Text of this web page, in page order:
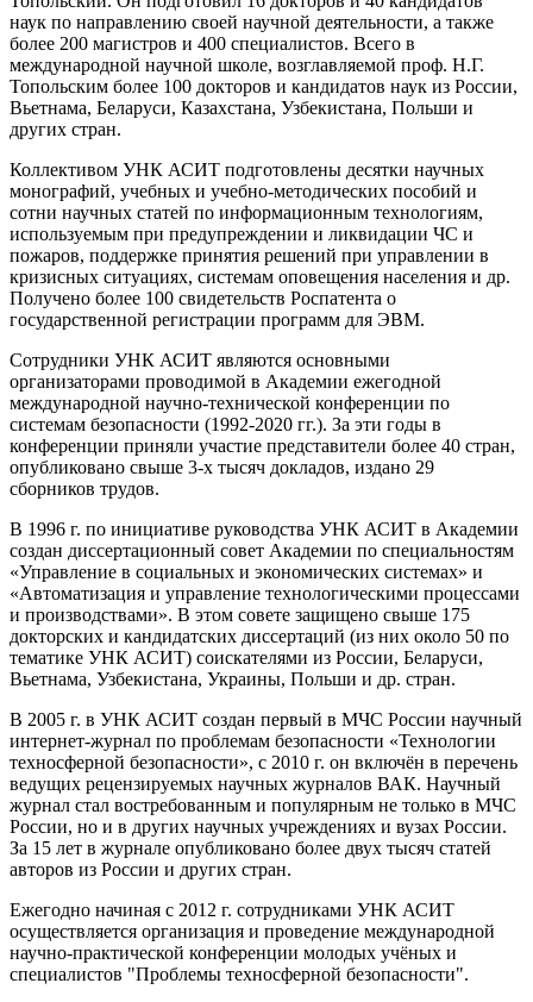
наук по направлению своей научной деятельности, а также
более 200 магистров и 400 специалистов. Всего в
международной научной школе, возглавляемой проф. Н.Г.
Топольским более 100 докторов и кандидатов наук из России,
Вьетнама, Беларуси, Казахстана, Узбекистана, Польши и
других стран.
Коллективом УНК АСИТ подготовлены десятки научных
монографий, учебных и учебно-методических пособий и
сотни научных статей по информационным технологиям,
используемым при предупреждении и ликвидации ЧС и
пожаров, поддержке принятия решений при управлении в
кризисных ситуациях, системам оповещения населения и др.
Получено более 100 свидетельств Роспатента о
государственной регистрации программ для ЭВМ.
Сотрудники УНК АСИТ являются основными
организаторами проводимой в Академии ежегодной
международной научно-технической конференции по
системам безопасности (1992-2020 гг.). За эти годы в
конференции приняли участие представители более 40 стран,
опубликовано свыше 3-х тысяч докладов, издано 29
сборников трудов.
В 1996 г. по инициативе руководства УНК АСИТ в Академии
создан диссертационный совет Академии по специальностям
«Управление в социальных и экономических системах» и
«Автоматизация и управление технологическими процессами
и производствами». В этом совете защищено свыше 175
докторских и кандидатских диссертаций (из них около 50 по
тематике УНК АСИТ) соискателями из России, Беларуси,
Вьетнама, Узбекистана, Украины, Польши и др. стран.
В 2005 г. в УНК АСИТ создан первый в МЧС России научный
интернет-журнал по проблемам безопасности «Технологии
техносферной безопасности», с 2010 г. он включён в перечень
ведущих рецензируемых научных журналов ВАК. Научный
журнал стал востребованным и популярным не только в МЧС
России, но и в других научных учреждениях и вузах России.
За 15 лет в журнале опубликовано более двух тысяч статей
авторов из России и других стран.
Ежегодно начиная с 2012 г. сотрудниками УНК АСИТ
осуществляется организация и проведение международной
научно-практической конференции молодых учёных и
специалистов "Проблемы техносферной безопасности".